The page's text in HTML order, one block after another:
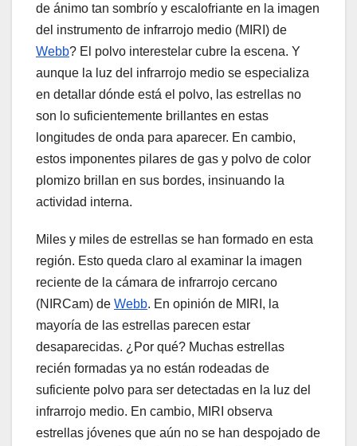
de ánimo tan sombrío y escalofriante en la imagen
del instrumento de infrarrojo medio (MIRI) de
Webb? El polvo interestelar cubre la escena. Y
aunque la luz del infrarrojo medio se especializa
en detallar dónde está el polvo, las estrellas no
son lo suficientemente brillantes en estas
longitudes de onda para aparecer. En cambio,
estos imponentes pilares de gas y polvo de color
plomizo brillan en sus bordes, insinuando la
actividad interna.
Miles y miles de estrellas se han formado en esta
región. Esto queda claro al examinar la imagen
reciente de la cámara de infrarrojo cercano
(NIRCam) de Webb. En opinión de MIRI, la
mayoría de las estrellas parecen estar
desaparecidas. ¿Por qué? Muchas estrellas
recién formadas ya no están rodeadas de
suficiente polvo para ser detectadas en la luz del
infrarrojo medio. En cambio, MIRI observa
estrellas jóvenes que aún no se han despojado de